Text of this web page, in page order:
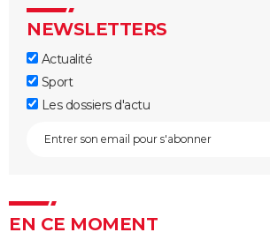
NEWSLETTERS
Actualité
Sport
Les dossiers d'actu
EN CE MOMENT